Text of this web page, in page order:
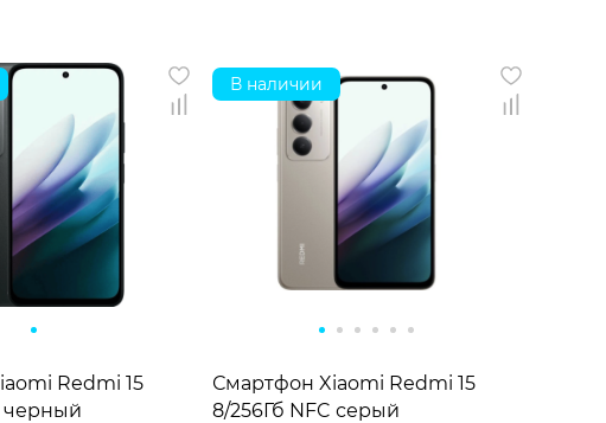
Redmi 15
черный
В наличии
Смартфон Xiaomi Redmi 15
8/256Гб NFC серый